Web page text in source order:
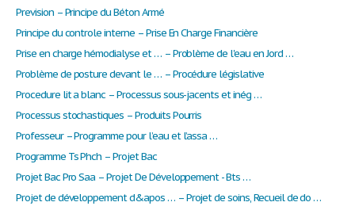
Prevision – Principe du Béton Armé
Principe du controle interne – Prise En Charge Financière
Prise en charge hémodialyse et … – Problème de l'eau en Jord …
Problème de posture devant le … – Procédure législative
Procedure lit a blanc – Processus sous-jacents et inég …
Processus stochastiques – Produits Pourris
Professeur – Programme pour l’eau et l’assa …
Programme Ts Phch – Projet Bac
Projet Bac Pro Saa – Projet De Développement - Bts …
Projet de développement d&apos … – Projet de soins, Recueil de do …